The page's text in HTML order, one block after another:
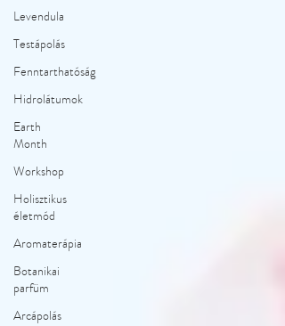
Levendula
Testápolás
Fenntarthatóság
Hidrolátumok
Earth
Month
Workshop
Holisztikus
életmód
Aromaterápia
Botanikai
parfüm
Arcápolás